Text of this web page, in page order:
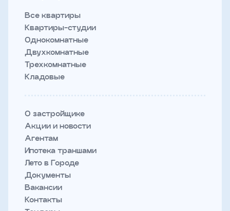
Все квартиры
Квартиры-студии
Однокомнатные
Двухкомнатные
Трехкомнатные
Кладовые
О застройщике
Акции и новости
Агентам
Ипотека траншами
Лето в Городе
Документы
Вакансии
Контакты